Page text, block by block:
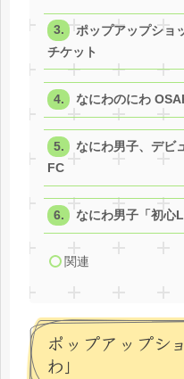
ポップアップショ
チケット
なにわのにわ
なにわ男子、デビ
FC
なにわ男子「初心
関連
ポップアップシ
わ」